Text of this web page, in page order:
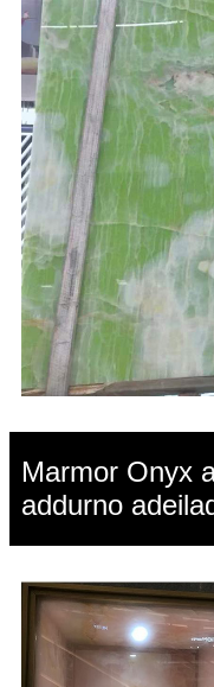
Marmor Onyx
addurno